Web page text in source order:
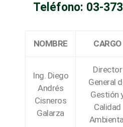
Teléfono: 03-
NOMBRE CARGO
Ing. Diego
Andrés
Cisneros
Galarza
Director
General
Gestión
Calidad